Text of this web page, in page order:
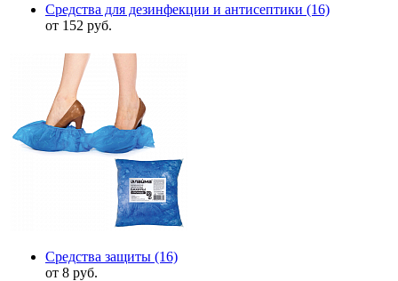
Средства для дезинфекции и антисептики (16)
от 152 руб.
Средства защиты (16)
от 8 руб.